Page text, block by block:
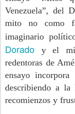
Venezuela”, del
mito no como
imaginario
Dorado y el
redentoras de
ensayo
describiendo a la
recomienzos y